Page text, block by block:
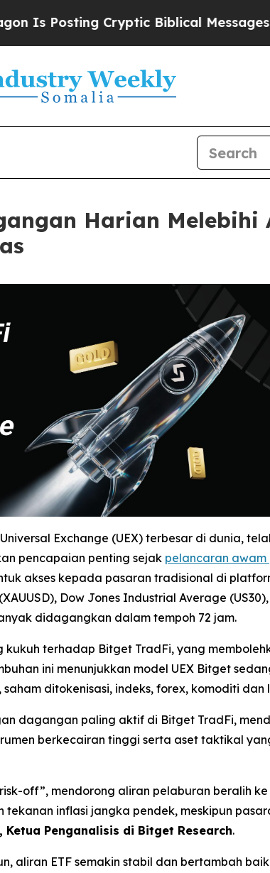
Cryptic Biblical Messages on Social
Harian Melebihi
Exchange (UEX) terbesar di dunia,
pencapaian penting sejak pelancaran
akses kepada pasaran tradisional di
Dow Jones Industrial Average
didagangkan dalam tempoh 72 jam.
terhadap Bitget TradFi, yang
ini menunjukkan model UEX Bitget
ditokenisasi, indeks, forex, komoditi dan
dagangan paling aktif di Bitget TradFi,
berkecairan tinggi serta aset taktikal
off”, mendorong aliran pelaburan beralih
inflasi jangka pendek, meskipun
Ketua Penganalisis di Bitget Research.
aliran ETF semakin stabil dan bertambah